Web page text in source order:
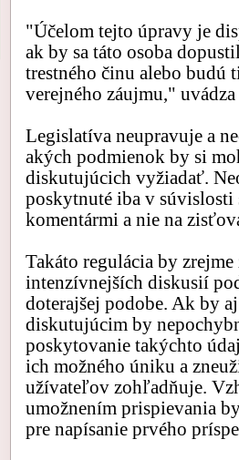
"Účelom tejto úpravy je
ak by sa táto osoba
trestného činu alebo budú
verejného záujmu,"
Legislatíva neupravuje a
akých podmienok by si
diskutujúcich vyžiadať.
poskytnuté iba v
komentármi a nie na
Takáto regulácia by
intenzívnejších diskusií
doterajšej podobe. Ak by
diskutujúcim by
poskytovanie takýchto
ich možného úniku a
užívateľov zohľadňuje.
umožnením prispievania
pre napísanie prvého